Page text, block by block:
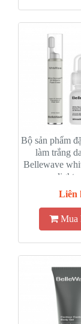
Bộ sản phẩm
làm trắng
Bellewave
express
Liên
Mua